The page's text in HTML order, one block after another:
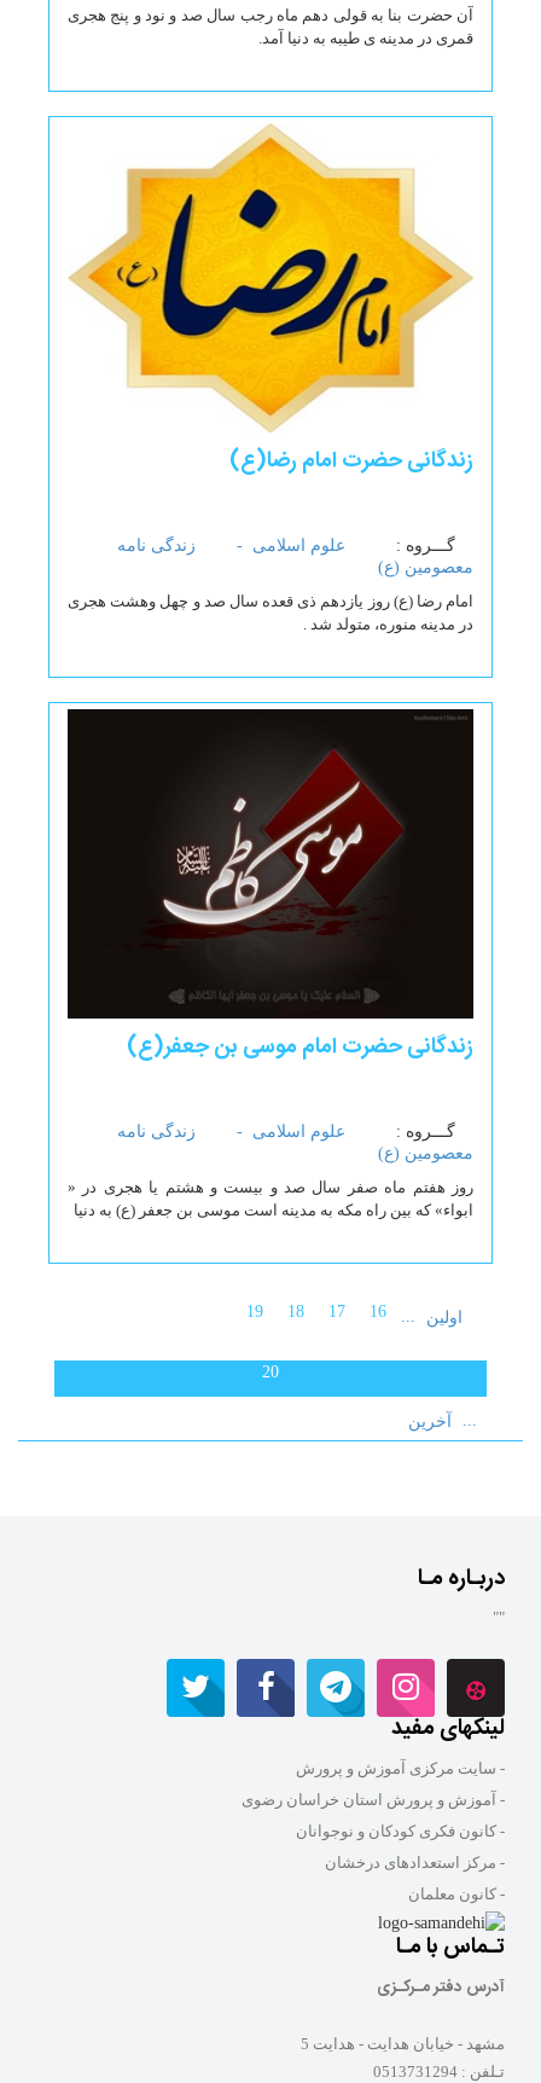
آن حضرت بنا به قولی دهم ماه رجب سال صد و نود و پنج هجری
قمری در مدینه ی طیبه به دنیا آمد.
زندگانی حضرت امام رضا(ع)
گـــروه : علوم اسلامی -
زندگی نامه
معصومین (ع)
امام رضا (ع) روز یازدهم ذی قعده سال صد و چهل وهشت هجری
در مدینه منوره، متولد شد .
زندگانی حضرت امام موسی بن جعفر(ع)
گـــروه : علوم اسلامی -
زندگی نامه
معصومین (ع)
روز هفتم ماه صفر سال صد و بیست و هشتم یا هجری در «
ابواء» که بین راه مکه به مدینه است موسی بن جعفر (ع) به دنیا
اولین ...
16
17
18
19
20
... آخرین
دربـاره مـا
""
لینکهای مفید
- سایت مرکزی آموزش و پرورش
- آموزش و پرورش استان خراسان رضوی
- کانون فکری کودکان و نوجوانان
- مرکز استعدادهای درخشان
- کانون معلمان
تـماس با مـا
آدرس دفتر مـرکـزی
مشهد - خیابان هدایت - هدایت 5
تـلفن : 0513731294